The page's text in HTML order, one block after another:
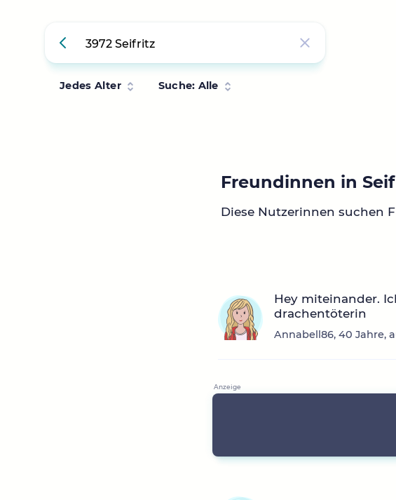
Jedes Alter Suche: Alle
Freundinnen in
Diese Nutzerinnen suchen
Hey miteinander.
drachentöterin
Annabell86, 40 Jahre,